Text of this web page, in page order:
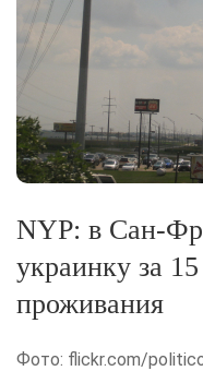
NYP: в Сан-
украинку за
проживания
Фото: flickr.com/